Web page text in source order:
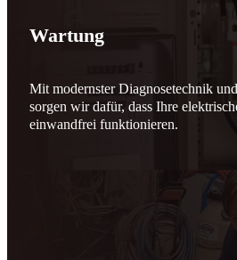
Wartung
Mit modernster Diagnosetechnik
sorgen wir dafür, dass Ihre
einwandfrei funktionieren.